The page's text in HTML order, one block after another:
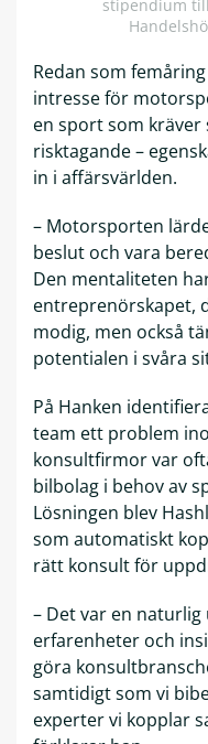
stipendium
Redan som
intresse för
en sport som kräver
risktagande –
in i affärsvärlden.
– Motorsporten
beslut och vara
Den mentaliteten
entreprenörskapet,
modig, men också
potentialen i svåra
På Hanken
team ett problem
konsultfirmor var
bilbolag i behov av
Lösningen blev
som automatiskt
rätt konsult för
– Det var en naturlig
erfarenheter och
göra
samtidigt som vi
experter vi kopplar